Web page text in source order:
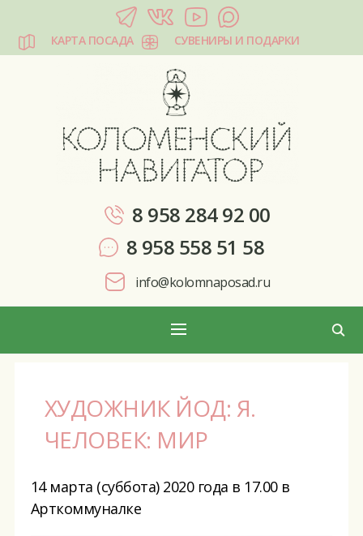
КАРТА ПОСАДА СУВЕНИРЫ И ПОДАРКИ
8 958 284 92 00
8 958 558 51 58
info@kolomnaposad.ru
ХУДОЖНИК ЙОД: Я.
ЧЕЛОВЕК: МИР
14 марта (суббота) 2020 года в 17.00 в
Арткоммуналке